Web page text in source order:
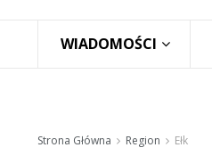
WIADOMOŚCI
Strona Główna Region Ełk